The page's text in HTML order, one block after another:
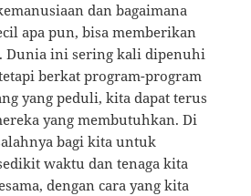
dan bagaimana
apa pun, bisa memberikan
Dunia ini sering kali dipenuhi
berkat program-program
yang peduli, kita dapat terus
yang membutuhkan. Di
bagi kita untuk
waktu dan tenaga kita
dengan cara yang kita